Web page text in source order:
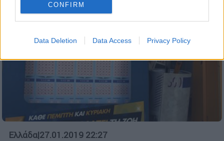
CONFIRM
Data Deletion Data Access Privacy Policy
Ελλάδα|27.01.2019 22:27